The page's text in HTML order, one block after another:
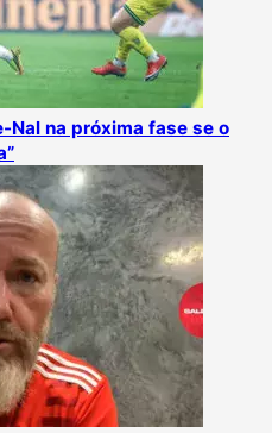
Nal na próxima fase se o